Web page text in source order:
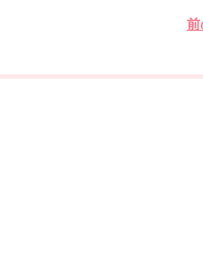
前